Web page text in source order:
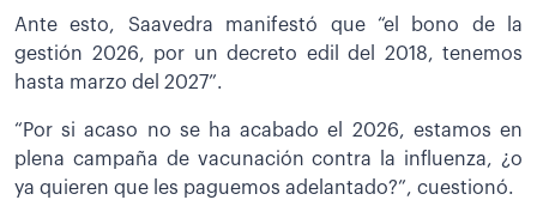
Ante esto, Saavedra manifestó que “el bono de la
gestión 2026, por un decreto edil del 2018, tenemos
hasta marzo del 2027”.
“Por si acaso no se ha acabado el 2026, estamos en
plena campaña de vacunación contra la influenza, ¿o
ya quieren que les paguemos adelantado?”, cuestionó.